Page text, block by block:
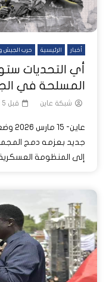
أخبار الرئيسية حرب الجيش
أي التحديات
المسلحة في
شبكة عاين قبل 5 أشهر
جديد بعزمه دمج
إلى المنظومة